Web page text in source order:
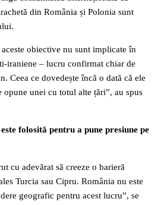
din România și Polonia sunt
aceste obiective nu sunt implicate în
iraniene – lucru confirmat chiar de
Ceea ce dovedește încă o dată că ele
opune unei cu totul alte țări”, au spus
folosită pentru a pune presiune pe
cu adevărat să creeze o barieră
Turcia sau Cipru. România nu este
geografic pentru acest lucru”, se